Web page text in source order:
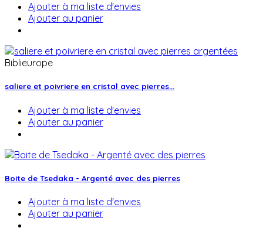
Ajouter à ma liste d'envies
Ajouter au panier
Biblieurope
saliere et poivriere en cristal avec pierres...
Ajouter à ma liste d'envies
Ajouter au panier
Boite de Tsedaka - Argenté avec des pierres
Ajouter à ma liste d'envies
Ajouter au panier